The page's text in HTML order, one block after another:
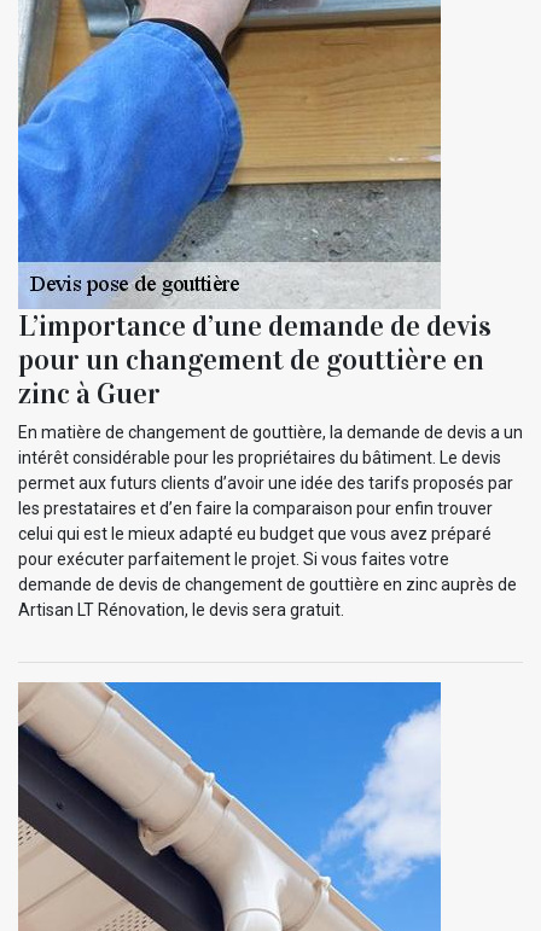
L’importance d’une demande de devis
pour un changement de gouttière en
zinc à Guer
En matière de changement de gouttière, la demande de devis a un
intérêt considérable pour les propriétaires du bâtiment. Le devis
permet aux futurs clients d’avoir une idée des tarifs proposés par
les prestataires et d’en faire la comparaison pour enfin trouver
celui qui est le mieux adapté eu budget que vous avez préparé
pour exécuter parfaitement le projet. Si vous faites votre
demande de devis de changement de gouttière en zinc auprès de
Artisan LT Rénovation, le devis sera gratuit.